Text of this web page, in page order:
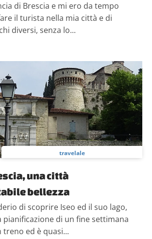
di Brescia e mi ero da tempo
il turista nella mia città e di
diversi, senza lo...
travelale
una città
bellezza
di scoprire Iseo ed il suo lago,
pianificazione di un fine settimana
ed è quasi...